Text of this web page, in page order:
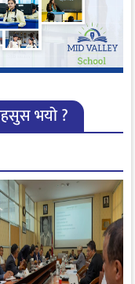
भयो ?